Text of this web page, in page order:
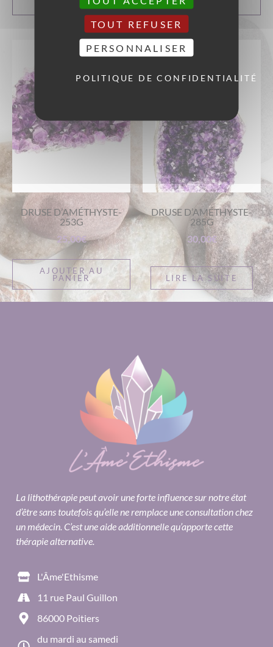
PANIER PANIER
DRUSE D’AMÉTHYSTE-
253G
25,00€
AJOUTER AU
PANIER
DRUSE D’AMÉTHYSTE-
285G
30,00€
LIRE LA SUITE
La lithothérapie peut avoir une forte influence sur notre état
d’être sans toutefois qu’elle ne remplace une consultation chez
un médecin. C’est une aide additionnelle qu’apporte cette
thérapie alternative.
L'Âme'Ethisme
11 rue Paul Guillon
86000 Poitiers
du mardi au samedi
TOUT REFUSER
PERSONNALISER
POLITIQUE DE CONFIDENTIALITÉ